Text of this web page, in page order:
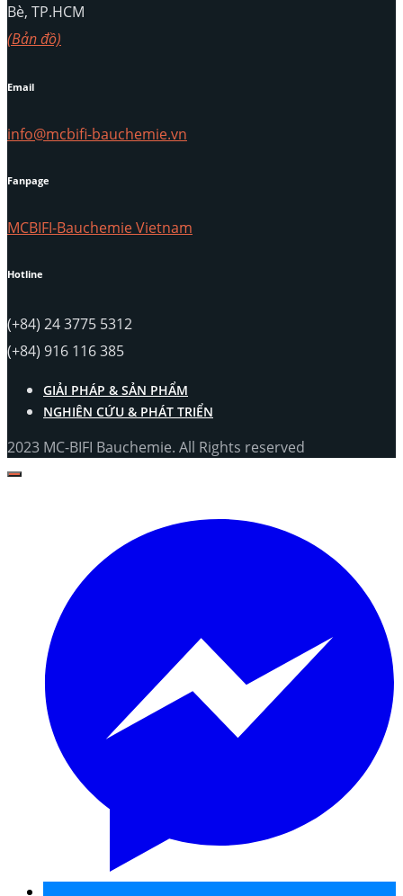
Bè, TP.HCM
(Bản đồ)
Email
info@mcbifi-bauchemie.vn
Fanpage
MCBIFI-Bauchemie Vietnam
Hotline
(+84) 24 3775 5312
(+84) 916 116 385
GIẢI PHÁP & SẢN PHẨM
NGHIÊN CỨU & PHÁT TRIỂN
2023 MC-BIFI Bauchemie. All Rights reserved